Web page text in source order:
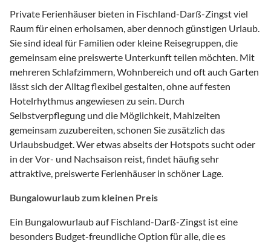
Private Ferienhäuser bieten in Fischland-Darß-Zingst viel
Raum für einen erholsamen, aber dennoch günstigen Urlaub.
Sie sind ideal für Familien oder kleine Reisegruppen, die
gemeinsam eine preiswerte Unterkunft teilen möchten. Mit
mehreren Schlafzimmern, Wohnbereich und oft auch Garten
lässt sich der Alltag flexibel gestalten, ohne auf festen
Hotelrhythmus angewiesen zu sein. Durch
Selbstverpflegung und die Möglichkeit, Mahlzeiten
gemeinsam zuzubereiten, schonen Sie zusätzlich das
Urlaubsbudget. Wer etwas abseits der Hotspots sucht oder
in der Vor- und Nachsaison reist, findet häufig sehr
attraktive, preiswerte Ferienhäuser in schöner Lage.
Bungalowurlaub zum kleinen Preis
Ein Bungalowurlaub auf Fischland-Darß-Zingst ist eine
besonders Budget-freundliche Option für alle, die es